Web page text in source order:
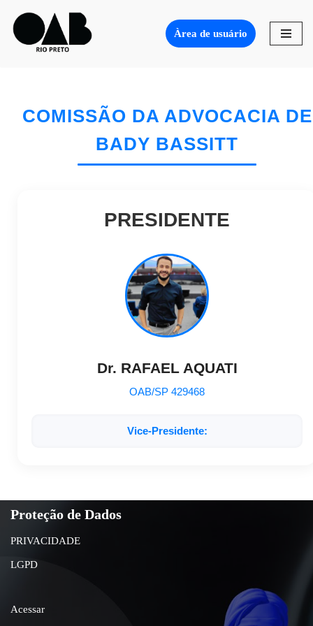
Pular
Àrea de usuário
COMISSÃO DA ADVOCACIA DE
BADY BASSITT
PRESIDENTE
Dr. RAFAEL AQUATI
OAB/SP 429468
Vice-Presidente:
Proteção de Dados
PRIVACIDADE
LGPD
Acessar